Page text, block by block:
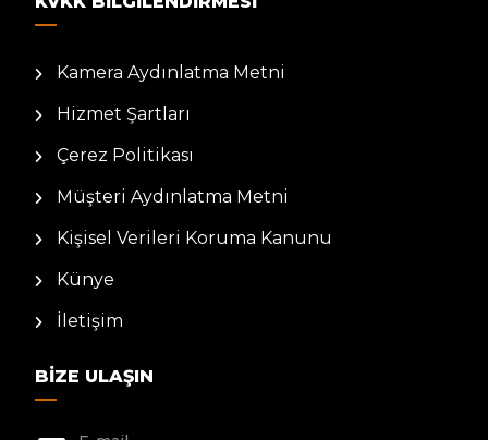
Kamera Aydınlatma Metni
Hizmet Şartları
Çerez Politikası
Müşteri Aydınlatma Metni
Kişisel Verileri Koruma Kanunu
Künye
İletişim
BIZE ULAŞIN